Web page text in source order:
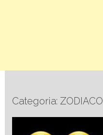
Categoria: ZODIACO